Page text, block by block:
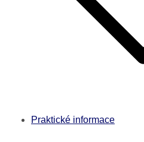
Praktické informace